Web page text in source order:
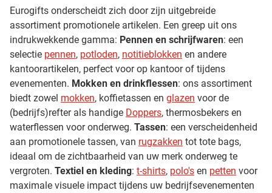
Eurogifts onderscheidt zich door zijn uitgebreide
assortiment promotionele artikelen. Een greep uit ons
indrukwekkende gamma: Pennen en schrijfwaren: een
selectie pennen, potloden, notitieblokken en andere
kantoorartikelen, perfect voor op kantoor of tijdens
evenementen. Mokken en drinkflessen: ons assortiment
biedt zowel mokken, koffietassen en glazen voor de
(bedrijfs)refter als handige Doppers, thermosbekers en
waterflessen voor onderweg. Tassen: een verscheidenheid
aan promotionele tassen, van rugzakken tot tote bags,
ideaal om de zichtbaarheid van uw merk onderweg te
vergroten. Textiel en kleding: t-shirts, polo's en petten voor
maximale visuele impact tijdens uw bedrijfsevenementen